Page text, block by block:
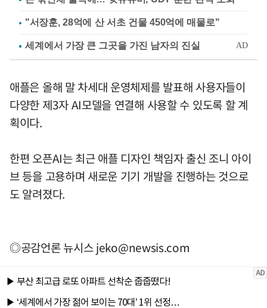
"서장훈, 28억에 산 서초 건물 450억에 매물로"
애플은 올해 말 차세대 운영체제를 발표해 사용자들이
다양한 제3자 AI모델을 연결해 사용할 수 있도록 할 계
획이다.
한편 오픈AI는 최근 애플 디자인 책임자 출신 조니 아이
브 등을 고용하며 새로운 기기 개발을 진행하는 것으로
도 알려졌다.
◎공감언론 뉴시스jeko@newsis.com